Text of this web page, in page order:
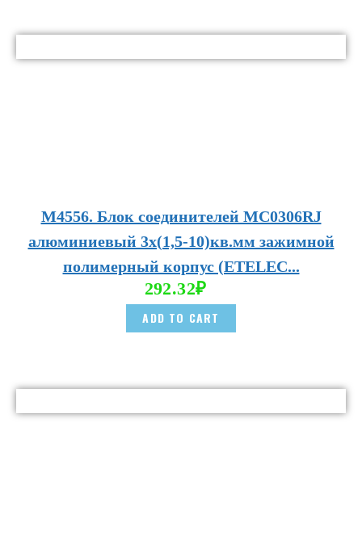
М4556. Блок соединителей MC0306RJ
алюминиевый 3х(1,5-10)кв.мм зажимной
полимерный корпус (ETELEC...
292.32₽
ADD TO CART